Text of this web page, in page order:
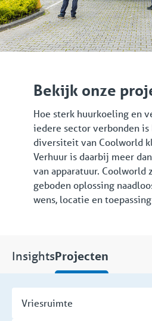
Bekijk onze
Hoe sterk huurkoeling en
iedere sector verbonden
diversiteit van Coolworld
Verhuur is daarbij meer
van apparatuur. Coolworld
geboden oplossing
wens, locatie en
InsightsProjecten
Vriesruimte